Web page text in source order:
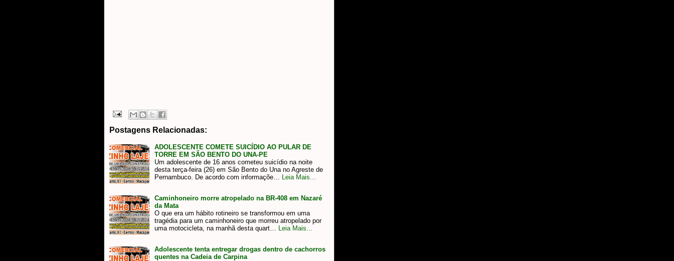
Postagens Relacionadas:
ADOLESCENTE COMETE SUICÍDIO AO PULAR DE
TORRE EM SÃO BENTO DO UNA-PE
Um adolescente de 16 anos cometeu suicídio na noite
desta terça-feira (26) em São Bento do Una no Agreste de
Pernambuco. De acordo com informaçõe…
Leia Mais...
Caminhoneiro morre atropelado na BR-408 em Nazaré
da Mata
O que era um hábito rotineiro se transformou em uma
tragédia para um caminhoneiro que morreu atropelado por
uma motocicleta, na manhã desta quart…
Leia Mais...
Adolescente tenta entregar drogas dentro de cachorros
quentes na Cadeia de Carpina